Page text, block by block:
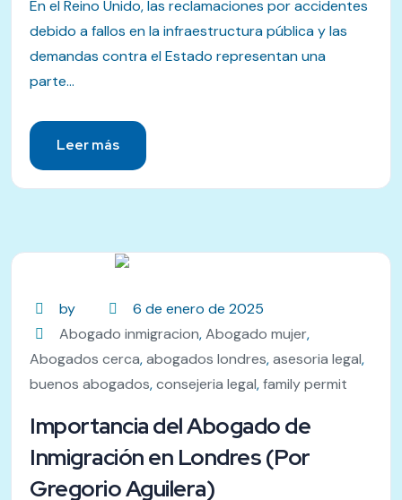
En el Reino Unido, las reclamaciones por accidentes
debido a fallos en la infraestructura pública y las
demandas contra el Estado representan una
parte...
Leer más
by
6 de enero de 2025
Abogado inmigracion,Abogado mujer,
Abogados cerca,abogados londres,asesoria legal,
buenos abogados,consejeria legal,family permit
Importancia del Abogado de
Inmigración en Londres (Por
Gregorio Aguilera)